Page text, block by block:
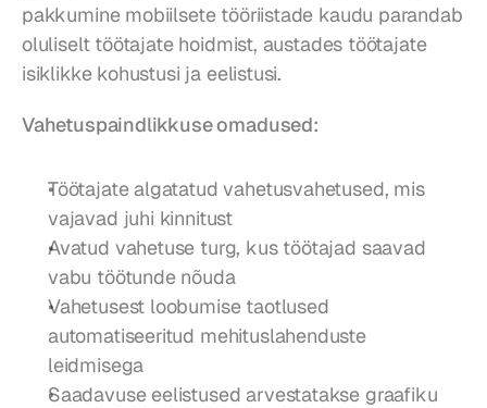
pakkumine mobiilsete tööriistade kaudu parandab
oluliselt töötajate hoidmist, austades töötajate
isiklikke kohustusi ja eelistusi.
Vahetuspaindlikkuse omadused:
Töötajate algatatud vahetusvahetused, mis
vajavad juhi kinnitust
Avatud vahetuse turg, kus töötajad saavad
vabu töötunde nõuda
Vahetusest loobumise taotlused
automatiseeritud mehituslahenduste
leidmisega
Saadavuse eelistused arvestatakse graafiku